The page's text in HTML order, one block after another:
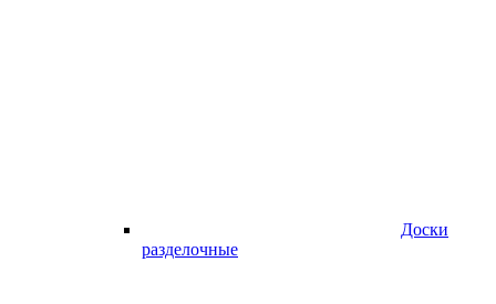
Доски
разделочные